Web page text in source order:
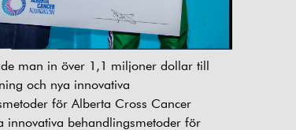
man in över 1,1 miljoner dollar till
och nya innovativa
för Alberta Cross Cancer
innovativa behandlingsmetoder för